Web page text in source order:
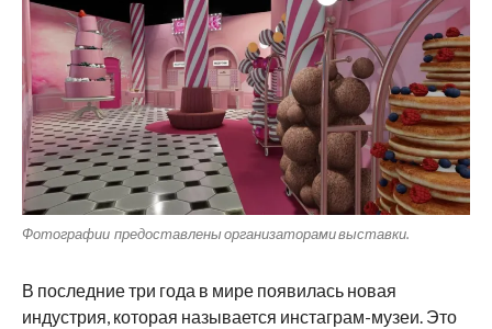
Фотографии предоставлены организаторами выставки.
В последние три года в мире появилась новая
индустрия, которая называется инстаграм-музеи. Это